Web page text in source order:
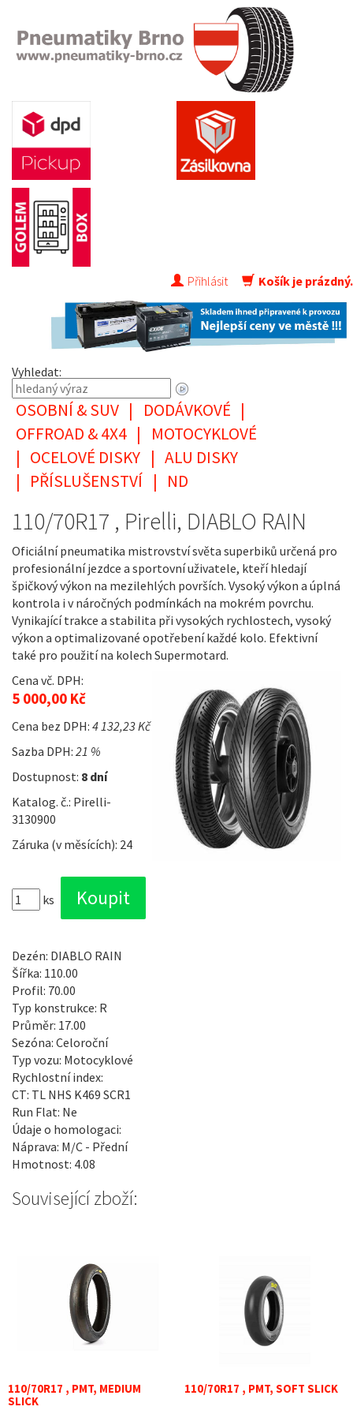
Přihlásit Košík je prázdný.
Vyhledat:
OSOBNÍ & SUV | DODÁVKOVÉ |
OFFROAD & 4X4 |
MOTOCYKLOVÉ
| OCELOVÉ DISKY | ALU DISKY
| PŘÍSLUŠENSTVÍ | ND
110/70R17 , Pirelli, DIABLO RAIN
Oficiální pneumatika mistrovství světa superbiků určená pro
profesionální jezdce a sportovní uživatele, kteří hledají
špičkový výkon na mezilehlých površích. Vysoký výkon a úplná
kontrola i v náročných podmínkách na mokrém povrchu.
Vynikající trakce a stabilita při vysokých rychlostech, vysoký
výkon a optimalizované opotřebení každé kolo. Efektivní
také pro použití na kolech Supermotard.
Cena vč. DPH:
5 000,00 Kč
Cena bez DPH: 4 132,23 Kč
Sazba DPH: 21 %
Dostupnost: 8 dní
Katalog. č.: Pirelli-
3130900
Záruka (v měsících): 24
ks
Dezén: DIABLO RAIN
Šířka: 110.00
Profil: 70.00
Typ konstrukce: R
Průměr: 17.00
Sezóna: Celoroční
Typ vozu: Motocyklové
Rychlostní index:
CT: TL NHS K469 SCR1
Run Flat: Ne
Údaje o homologaci:
Náprava: M/C - Přední
Hmotnost: 4.08
Související zboží:
110/70R17 , PMT, MEDIUM
SLICK
110/70R17 , PMT, SOFT SLICK